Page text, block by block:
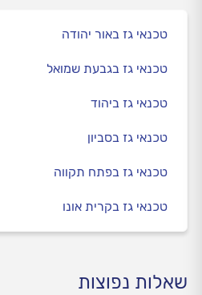
טכנאי גז באור יהודה
טכנאי גז בגבעת שמואל
טכנאי גז ביהוד
טכנאי גז בסביון
טכנאי גז בפתח תקווה
טכנאי גז בקרית אונו
שאלות נפוצות